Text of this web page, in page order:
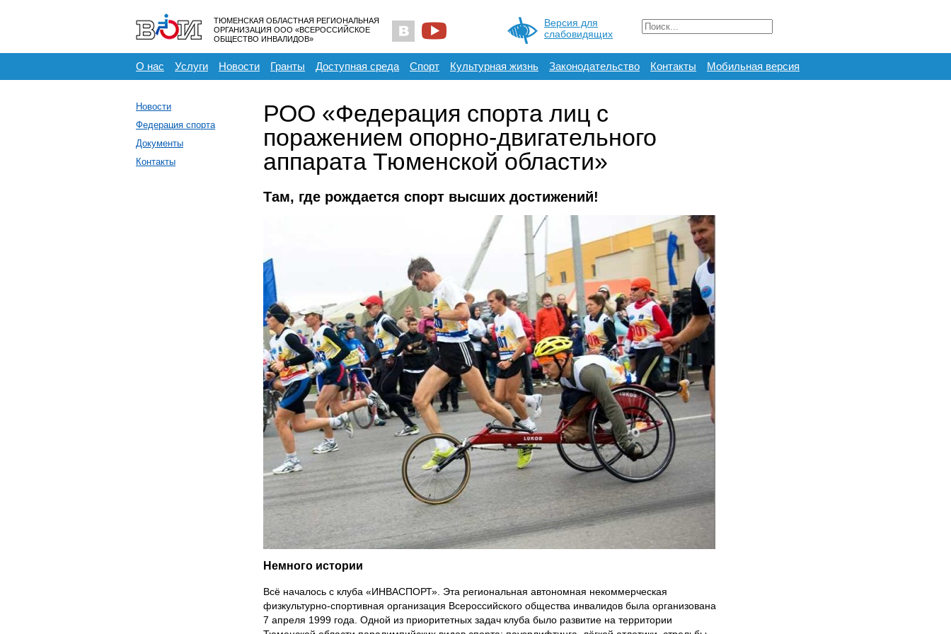
ТЮМЕНСКАЯ ОБЛАСТНАЯ РЕГИОНАЛЬНАЯ
ОРГАНИЗАЦИЯ ООО «ВСЕРОССИЙСКОЕ
ОБЩЕСТВО ИНВАЛИДОВ»
Версия для
слабовидящих
О нас Услуги Новости Гранты Доступная среда Спорт Культурная жизнь Законодательство Контакты Мобильная версия
Новости
Федерация спорта
Документы
Контакты
РОО «Федерация спорта лиц с
поражением опорно-двигательного
аппарата Тюменской области»
Там, где рождается спорт высших достижений!
Немного истории
Всё началось с клуба «ИНВАСПОРТ». Эта региональная автономная некоммерческая
физкультурно-спортивная организация Всероссийского общества инвалидов была организована
7 апреля 1999 года. Одной из приоритетных задач клуба было развитие на территории